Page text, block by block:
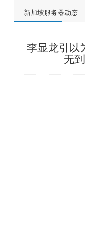
新加坡服务器动态
李显龙引以
无